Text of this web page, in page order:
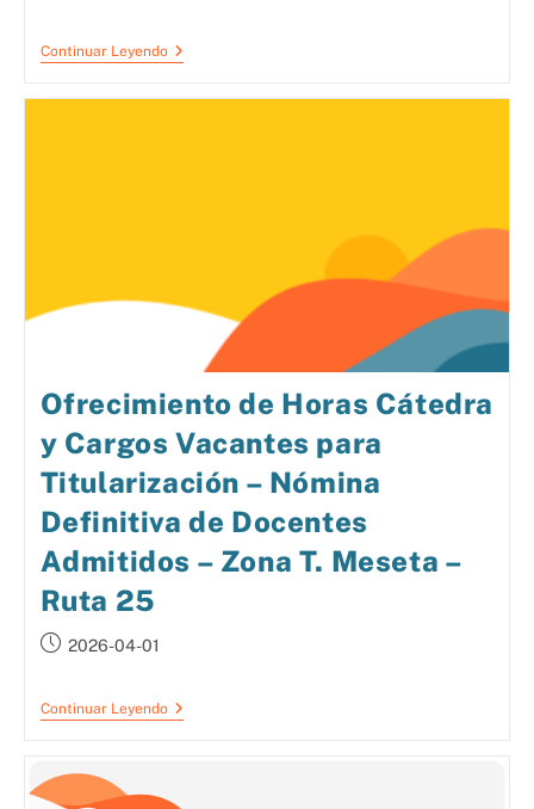
Continuar Leyendo
Ofrecimiento de Horas Cátedra
y Cargos Vacantes para
Titularización – Nómina
Definitiva de Docentes
Admitidos – Zona T. Meseta –
Ruta 25
2026-04-01
Continuar Leyendo